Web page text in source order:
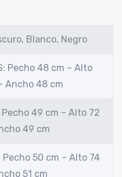
Blanco, Negro
Pecho 48 cm – Alto
Ancho 48 cm
Pecho 49 cm – Alto 72
49 cm
Pecho 50 cm – Alto 74
51 cm